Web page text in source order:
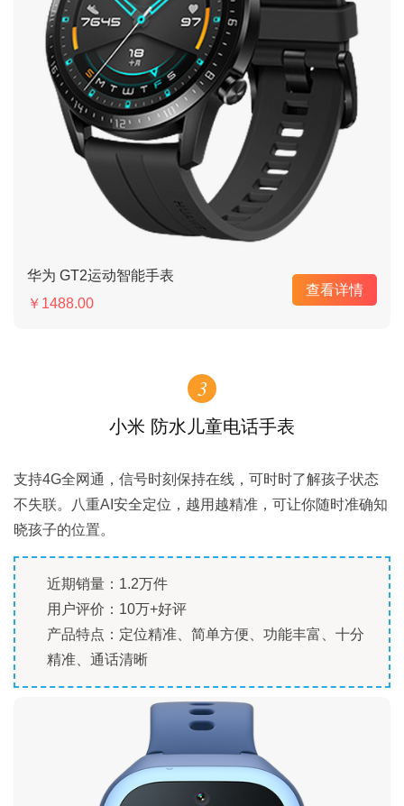
华为 GT2运动智能手表
￥1488.00
查看详情
3
小米 防水儿童电话手表
支持4G全网通，信号时刻保持在线，可时时了解孩子状态
不失联。八重AI安全定位，越用越精准，可让你随时准确知
晓孩子的位置。
近期销量：1.2万件
用户评价：10万+好评
产品特点：定位精准、简单方便、功能丰富、十分
精准、通话清晰